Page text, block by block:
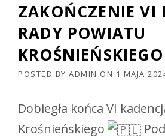
ZAKOŃCZENIE VI
RADY POWIATU
KROŚNIEŃSKIEGO
POSTED BY ADMIN ON 1 MAJA
Dobiegła końca VI
Krośnieńskiego